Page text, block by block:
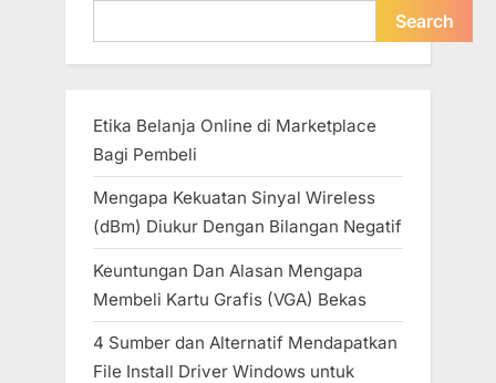
Search
Etika Belanja Online di Marketplace
Bagi Pembeli
Mengapa Kekuatan Sinyal Wireless
(dBm) Diukur Dengan Bilangan Negatif
Keuntungan Dan Alasan Mengapa
Membeli Kartu Grafis (VGA) Bekas
4 Sumber dan Alternatif Mendapatkan
File Install Driver Windows untuk